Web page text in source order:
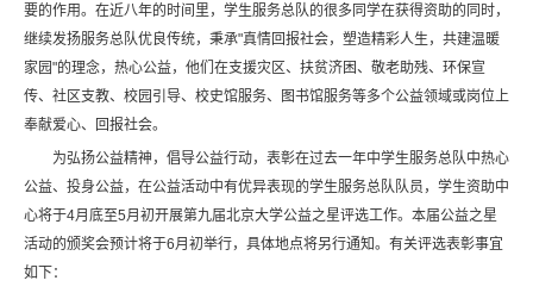
要的作用。在近八年的时间里，学生服务总队的很多同学在获得资助的同时，
继续发扬服务总队优良传统，秉承"真情回报社会，塑造精彩人生，共建温暖
家园"的理念，热心公益，他们在支援灾区、扶贫济困、敬老助残、环保宣
传、社区支教、校园引导、校史馆服务、图书馆服务等多个公益领域或岗位上
奉献爱心、回报社会。
为弘扬公益精神，倡导公益行动，表彰在过去一年中学生服务总队中热心
公益、投身公益，在公益活动中有优异表现的学生服务总队队员，学生资助中
心将于4月底至5月初开展第九届北京大学公益之星评选工作。本届公益之星
活动的颁奖会预计将于6月初举行，具体地点将另行通知。有关评选表彰事宜
如下：